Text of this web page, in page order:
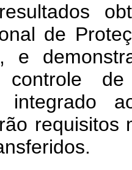
de
e
controle
integrado